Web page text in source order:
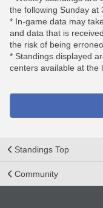
the following Sunday at
* In-game data may
and data that is
the risk of being
* Standings displayed
centers available at the
Standings Top
Community